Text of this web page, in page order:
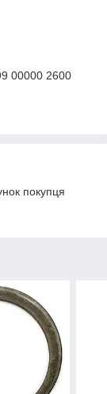
00000 2600
покупця